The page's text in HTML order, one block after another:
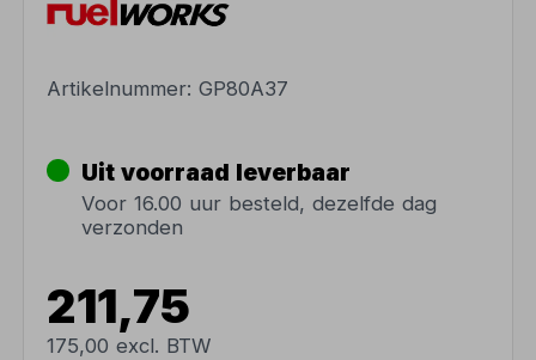
Artikelnummer:GP80A37
Uit voorraad leverbaar
Voor 16.00 uur besteld, dezelfde dag
verzonden
211,75
175,00 excl. BTW